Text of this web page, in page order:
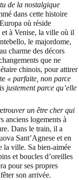
de la nostalgique
dans cette histoire
où réside
à Venise, la ville où il
le majordome,
charme des décors
que ne
chinois, pour attirer
« parfaite, non parce
justement parce qu’elle
un être cher qui
anciens logements à
Dans le train, il a
Sant’Agnese et en
la ville. Sa bien-aimée
et boucles d’oreilles
pour ses propres
son arrivée.